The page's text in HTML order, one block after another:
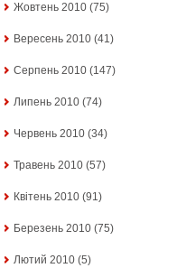
Жовтень 2010 (75)
Вересень 2010 (41)
Серпень 2010 (147)
Липень 2010 (74)
Червень 2010 (34)
Травень 2010 (57)
Квітень 2010 (91)
Березень 2010 (75)
Лютий 2010 (5)